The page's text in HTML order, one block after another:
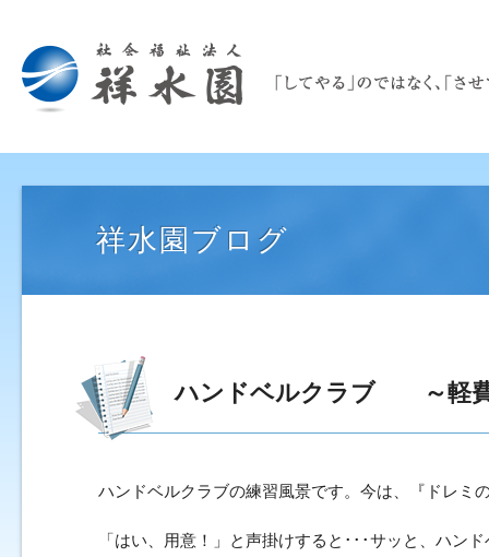
祥水園ブログ
ハンドベルクラブ ～軽
ハンドベルクラブの練習風景です。今は、『ドレミ
「はい、用意！」と声掛けすると･･･サッと、ハン